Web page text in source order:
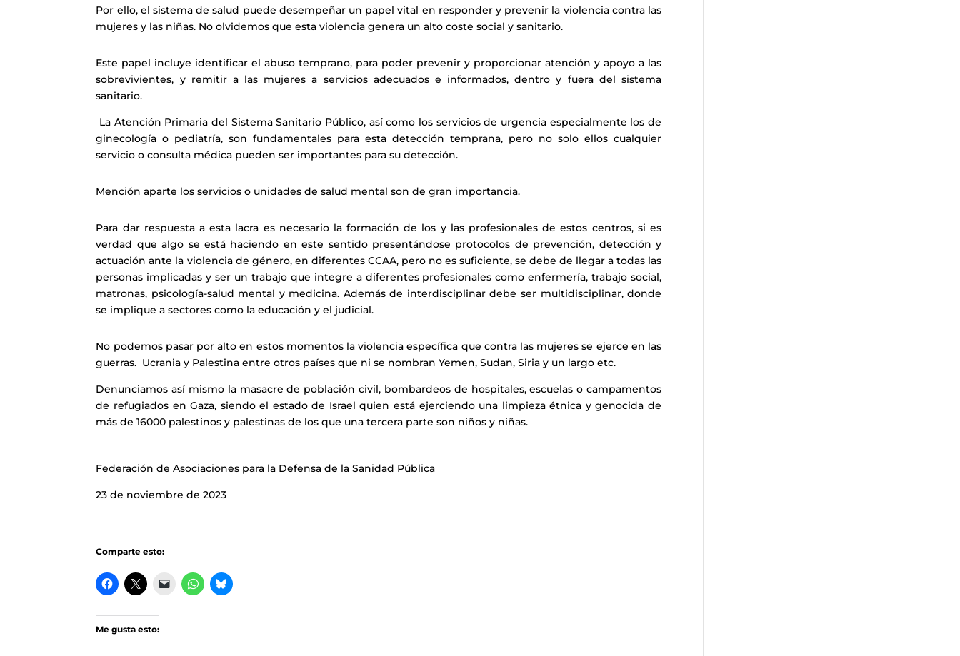
Por ello, el sistema de salud puede desempeñar un papel vital en responder y prevenir la violencia contra las
mujeres y las niñas. No olvidemos que esta violencia genera un alto coste social y sanitario.
Este papel incluye identificar el abuso temprano, para poder prevenir y proporcionar atención y apoyo a las
sobrevivientes, y remitir a las mujeres a servicios adecuados e informados, dentro y fuera del sistema
sanitario.
La Atención Primaria del Sistema Sanitario Público, así como los servicios de urgencia especialmente los de
ginecología o pediatría, son fundamentales para esta detección temprana, pero no solo ellos cualquier
servicio o consulta médica pueden ser importantes para su detección.
Mención aparte los servicios o unidades de salud mental son de gran importancia.
Para dar respuesta a esta lacra es necesario la formación de los y las profesionales de estos centros, si es
verdad que algo se está haciendo en este sentido presentándose protocolos de prevención, detección y
actuación ante la violencia de género, en diferentes CCAA, pero no es suficiente, se debe de llegar a todas las
personas implicadas y ser un trabajo que integre a diferentes profesionales como enfermería, trabajo social,
matronas, psicología-salud mental y medicina. Además de interdisciplinar debe ser multidisciplinar, donde
se implique a sectores como la educación y el judicial.
No podemos pasar por alto en estos momentos la violencia específica que contra las mujeres se ejerce en las
guerras. Ucrania y Palestina entre otros países que ni se nombran Yemen, Sudan, Siria y un largo etc.
Denunciamos así mismo la masacre de población civil, bombardeos de hospitales, escuelas o campamentos
de refugiados en Gaza, siendo el estado de Israel quien está ejerciendo una limpieza étnica y genocida de
más de 16000 palestinos y palestinas de los que una tercera parte son niños y niñas.
Federación de Asociaciones para la Defensa de la Sanidad Pública
23 de noviembre de 2023
Comparte esto:
Me gusta esto: